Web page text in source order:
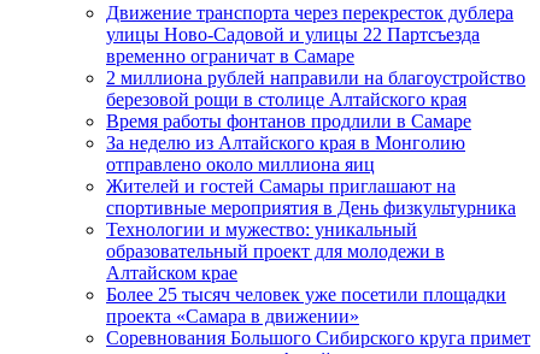
Движение транспорта через перекресток дублера
улицы Ново-Садовой и улицы 22 Партсъезда
временно ограничат в Самаре
2 миллиона рублей направили на благоустройство
березовой рощи в столице Алтайского края
Время работы фонтанов продлили в Самаре
За неделю из Алтайского края в Монголию
отправлено около миллиона яиц
Жителей и гостей Самары приглашают на
спортивные мероприятия в День физкультурника
Технологии и мужество: уникальный
образовательный проект для молодежи в
Алтайском крае
Более 25 тысяч человек уже посетили площадки
проекта «Самара в движении»
Соревнования Большого Сибирского круга примет